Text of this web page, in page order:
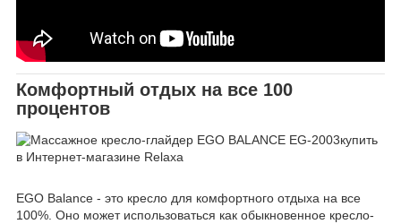
Комфортный отдых на все 100
процентов
EGO Balance - это кресло для комфортного отдыха на все
100%. Оно может использоваться как обыкновенное кресло-